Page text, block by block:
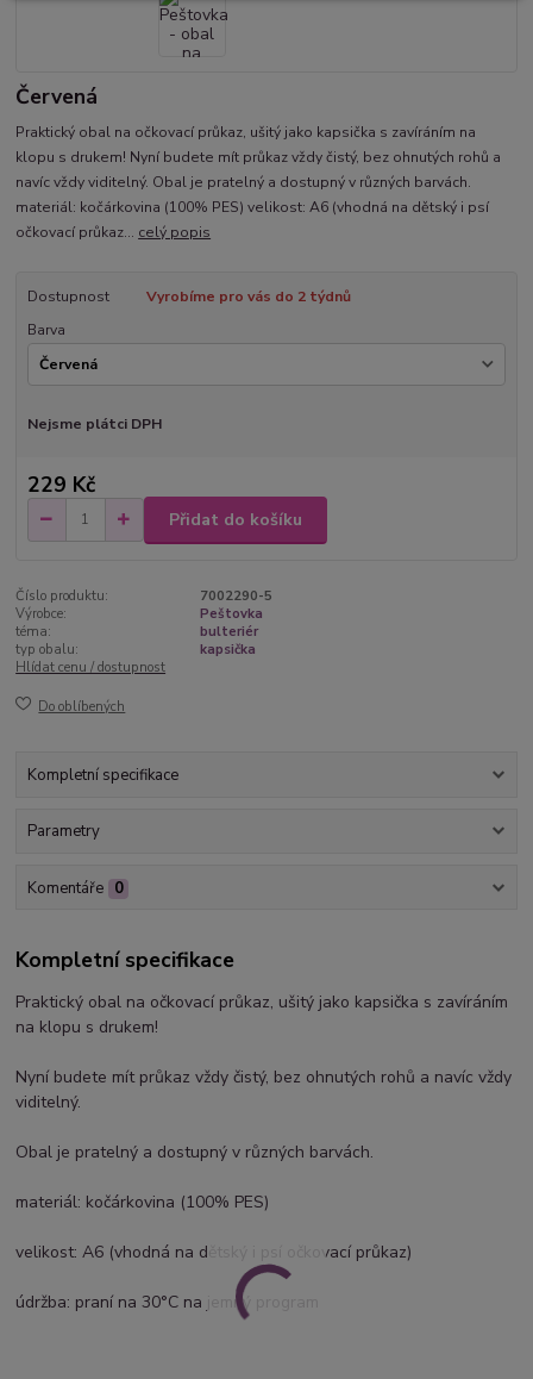
Červená
Praktický obal na očkovací průkaz, ušitý jako kapsička s zavíráním na
klopu s drukem! Nyní budete mít průkaz vždy čistý, bez ohnutých rohů a
navíc vždy viditelný. Obal je pratelný a dostupný v různých barvách.
materiál: kočárkovina (100% PES) velikost: A6 (vhodná na dětský i psí
očkovací průkaz... celý popis
Dostupnost
Vyrobíme pro vás do 2 týdnů
Barva
Nejsme plátci DPH
229 Kč
Přidat do košíku
Číslo produktu:
7002290-5
Výrobce:
Peštovka
téma:
bulteriér
typ obalu:
kapsička
Hlídat cenu / dostupnost
Do oblíbených
Kompletní specifikace
Parametry
Komentáře 0
Kompletní specifikace
Praktický obal na očkovací průkaz, ušitý jako kapsička s zavíráním
na klopu s drukem!
Nyní budete mít průkaz vždy čistý, bez ohnutých rohů a navíc vždy
viditelný.
Obal je pratelný a dostupný v různých barvách.
materiál: kočárkovina (100% PES)
velikost: A6 (vhodná na dětský i psí očkovací průkaz)
údržba: praní na 30°C na jemný program